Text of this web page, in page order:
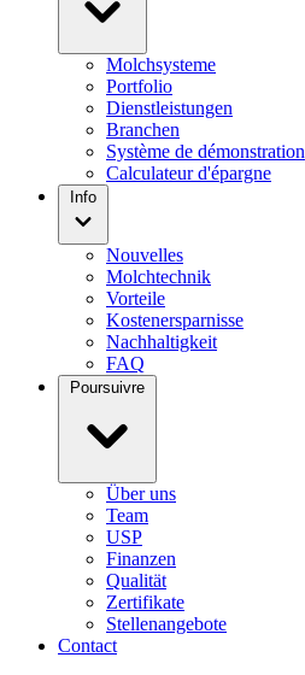
Molchsysteme
Portfolio
Dienstleistungen
Branchen
Système de démonstration
Calculateur d'épargne
Info
Nouvelles
Molchtechnik
Vorteile
Kostenersparnisse
Nachhaltigkeit
FAQ
Poursuivre
Über uns
Team
USP
Finanzen
Qualität
Zertifikate
Stellenangebote
Contact